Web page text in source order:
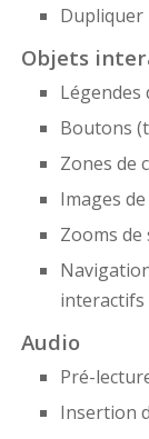
Dupliquer
Objets
Légendes
Boutons
Zones de
Images
Zooms de
interactifs
Audio
Pré-
Insertion